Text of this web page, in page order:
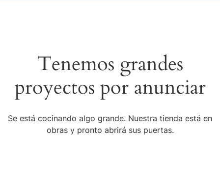
Tenemos grandes
proyectos por anunciar
Se está cocinando algo grande. Nuestra tienda está en
obras y pronto abrirá sus puertas.